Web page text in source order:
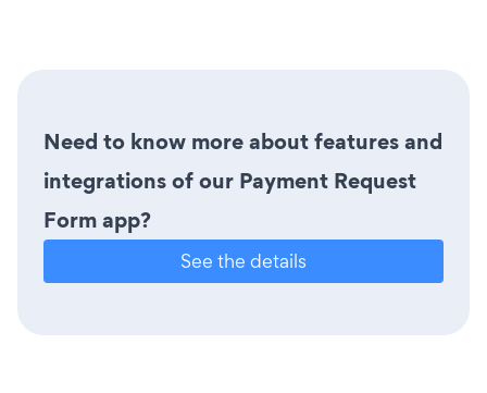
Need to know more about features and
integrations of our Payment Request
Form app?
See the details